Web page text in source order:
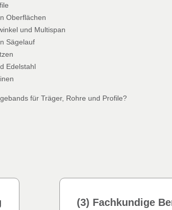
Oberflächen
und Multispan
Sägelauf
Edelstahl
für Träger, Rohre und Profile?
(3) Fachkundige